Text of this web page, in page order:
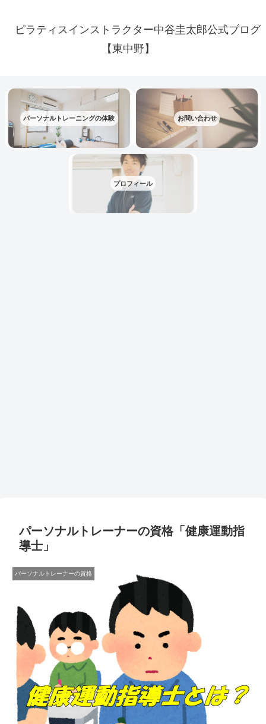
ピラティスインストラクター中谷圭太郎公式ブログ
【東中野】
パーソナルトレーニングの体験 お問い合わせ
プロフィール
パーソナルトレーナーの資格「健康運動指
導士」
パーソナルトレーナーの資格